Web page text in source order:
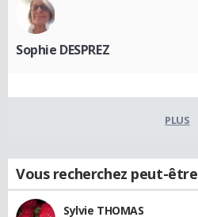
Sophie DESPREZ
PLUS
Vous recherchez peut-être
Sylvie THOMAS